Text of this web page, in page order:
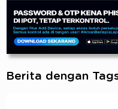
Berita dengan